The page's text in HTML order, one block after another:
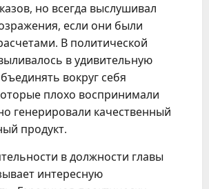
но всегда выслушивал
если они были
В политической
в удивительную
вокруг себя
плохо воспринимали
генерировали качественный
продукт.
в должности главы
интересную